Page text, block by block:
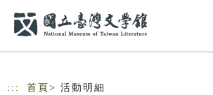
::: 首頁 > 活動明細